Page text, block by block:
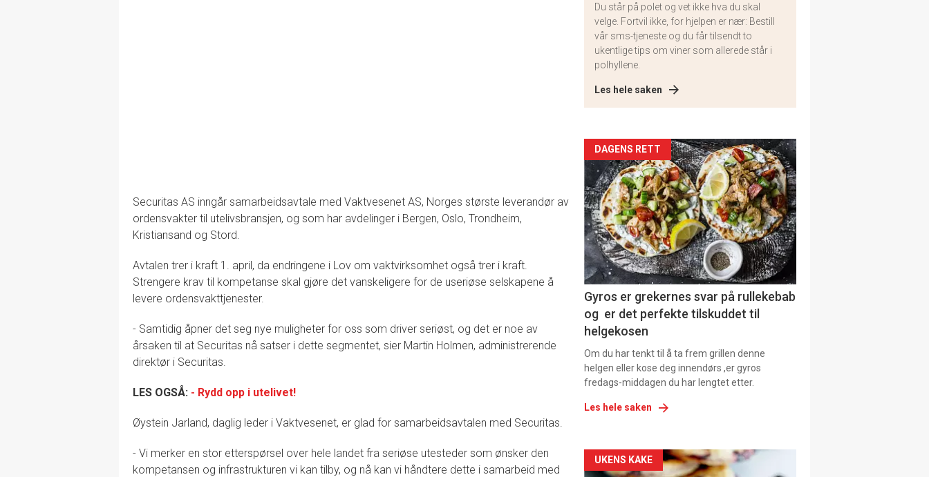
Securitas AS inngår samarbeidsavtale med Vaktvesenet AS, Norges største leverandør av
ordensvakter til utelivsbransjen, og som har avdelinger i Bergen, Oslo, Trondheim,
Kristiansand og Stord.
Avtalen trer i kraft 1. april, da endringene i Lov om vaktvirksomhet også trer i kraft.
Strengere krav til kompetanse skal gjøre det vanskeligere for de useriøse selskapene å
levere ordensvakttjenester.
- Samtidig åpner det seg nye muligheter for oss som driver seriøst, og det er noe av
årsaken til at Securitas nå satser i dette segmentet, sier Martin Holmen, administrerende
direktør i Securitas.
LES OGSÅ: - Rydd opp i utelivet!
Øystein Jarland, daglig leder i Vaktvesenet, er glad for samarbeidsavtalen med Securitas.
- Vi merker en stor etterspørsel over hele landet fra seriøse utesteder som ønsker den
kompetansen og infrastrukturen vi kan tilby, og nå kan vi håndtere dette i samarbeid med
Du står på polet og vet ikke hva du skal
velge. Fortvil ikke, for hjelpen er nær: Bestill
vår sms-tjeneste og du får tilsendt to
ukentlige tips om viner som allerede står i
polhyllene.
Les hele saken
Artikler
detail
-
section
11
DAGENS RETT
Gyros er grekernes svar på rullekebab
og er det perfekte tilskuddet til
helgekosen
Om du har tenkt til å ta frem grillen denne
helgen eller kose deg innendørs ,er gyros
fredags-middagen du har lengtet etter.
Les hele saken
Artikler
UKENS KAKE